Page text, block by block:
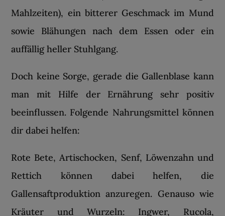
Mahlzeiten), ein bitterer Geschmack im Mund
sowie Blähungen nach dem Essen oder ein
auffällig heller Stuhlgang.
Doch keine Sorge, gerade die Gallenblase kann
man mit Hilfe der Ernährung sehr positiv
beeinflussen. Folgende Nahrungsmittel können
dir dabei helfen:
Rote Bete, Artischocken, Senf, Löwenzahn und
Rettich können dabei helfen, die
Gallensaftproduktion anzuregen. Genauso wie
Kräuter und Wurzeln: Ingwer, Rucola,